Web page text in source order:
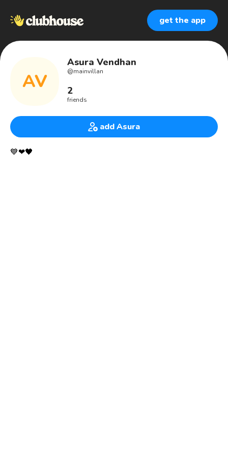
get the app
AV
Asura Vendhan
@mainvillan
2
friends
add Asura
💙❤🖤